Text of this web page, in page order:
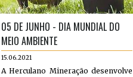
05 DE JUNHO - DIA MUNDIAL DO
MEIO AMBIENTE
15.06.2021
A Herculano Mineração desenvolve